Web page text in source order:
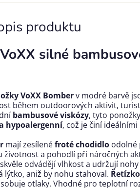
produktu
silné
VoXX Bomberv modré barvě
během outdoorových aktivit,
bambusové viskózy, tyto
hypoalergenní, což je činí
mají zesílenéfroté chodidlo odolné
životnost a pohodlí při náročných
odvádějí vlhkost a udržují
lýtko, aniž by nohu stahoval.
otlaky. Vhodné pro teplotní